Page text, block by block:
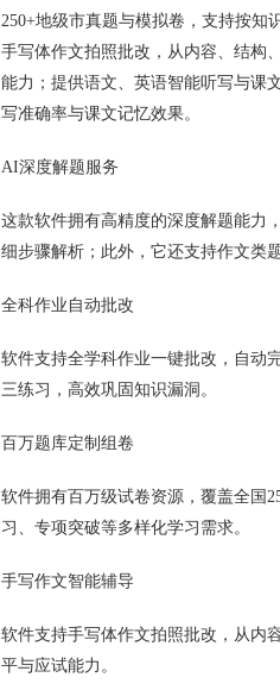
250+地级市真题与模拟卷，支持按知
手写体作文拍照批改，从内容、结构
能力；提供语文、英语智能听写与课
写准确率与课文记忆效果。
AI深度解题服务
这款软件拥有高精度的深度解题能力
细步骤解析；此外，它还支持作文类
全科作业自动批改
软件支持全学科作业一键批改，自动
三练习，高效巩固知识漏洞。
百万题库定制组卷
软件拥有百万级试卷资源，覆盖全国
习、专项突破等多样化学习需求。
手写作文智能辅导
软件支持手写体作文拍照批改，从内
平与应试能力。